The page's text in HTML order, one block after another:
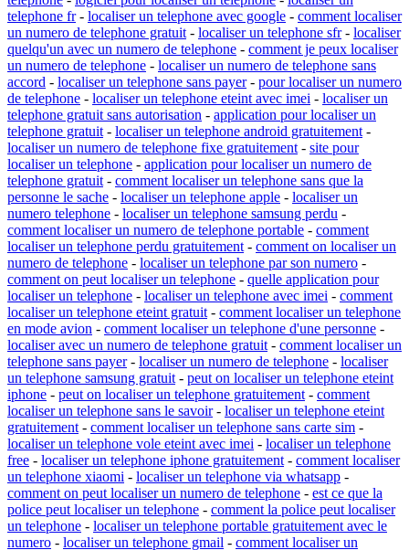
telephone fr- localiser un telephone avec google - comment localiser
un numero de telephone gratuit - localiser un telephone sfr- localiser
quelqu'un avec un numero de telephone - comment je peux localiser
un numero de telephone - localiser un numero de telephone sans
accord - localiser un telephone sans payer- pour localiser un numero
de telephone - localiser un telephone eteint avec imei - localiser un
telephone gratuit sans autorisation - application pour localiser un
telephone gratuit - localiser un telephone android gratuitement -
localiser un numero de telephone fixe gratuitement - site pour
localiser un telephone - application pour localiser un numero de
telephone gratuit - comment localiser un telephone sans que la
personne le sache - localiser un telephone apple - localiser un
numero telephone - localiser un telephone samsung perdu -
comment localiser un numero de telephone portable - comment
localiser un telephone perdu gratuitement - comment on localiser un
numero de telephone - localiser un telephone par son numero -
comment on peut localiser un telephone - quelle application pour
localiser un telephone - localiser un telephone avec imei - comment
localiser un telephone eteint gratuit - comment localiser un telephone
en mode avion - comment localiser un telephone d'une personne -
localiser avec un numero de telephone gratuit - comment localiser un
telephone sans payer- localiser un numero de telephone - localiser
un telephone samsung gratuit - peut on localiser un telephone eteint
iphone - peut on localiser un telephone gratuitement - comment
localiser un telephone sans le savoir- localiser un telephone eteint
gratuitement - comment localiser un telephone sans carte sim -
localiser un telephone vole eteint avec imei - localiser un telephone
free - localiser un telephone iphone gratuitement - comment localiser
un telephone xiaomi - localiser un telephone via whatsapp -
comment on peut localiser un numero de telephone - est ce que la
police peut localiser un telephone - comment la police peut localiser
un telephone - localiser un telephone portable gratuitement avec le
numero - localiser un telephone gmail - comment localiser un